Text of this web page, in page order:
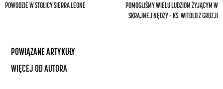
POWODZIE W STOLICY SIERRA LEONE
POMOGLIŚMY WIELU LUDZIOM ŻYJĄCYM W
SKRAJNEJ NĘDZY – KS. WITOLD Z GRUZJI
POWIĄZANE ARTYKUŁY
WIĘCEJ OD AUTORA